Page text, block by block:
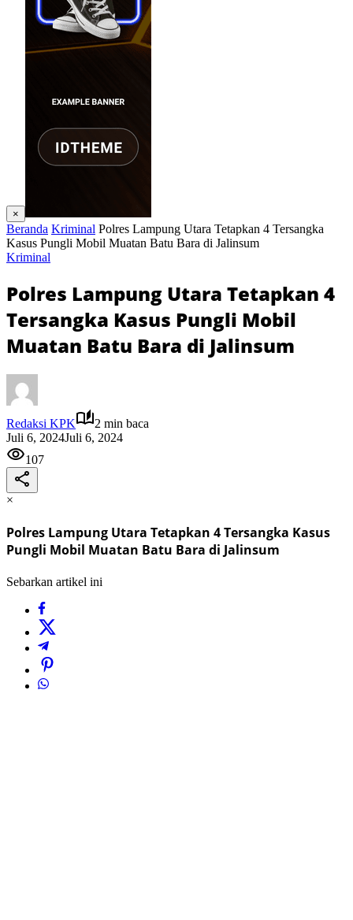
×
Beranda Kriminal Polres Lampung Utara Tetapkan 4 Tersangka
Kasus Pungli Mobil Muatan Batu Bara di Jalinsum
Kriminal
Polres Lampung Utara Tetapkan 4
Tersangka Kasus Pungli Mobil
Muatan Batu Bara di Jalinsum
Redaksi KPK
2 min baca
Juli 6, 2024Juli 6, 2024
107
×
Polres Lampung Utara Tetapkan 4 Tersangka Kasus
Pungli Mobil Muatan Batu Bara di Jalinsum
Sebarkan artikel ini